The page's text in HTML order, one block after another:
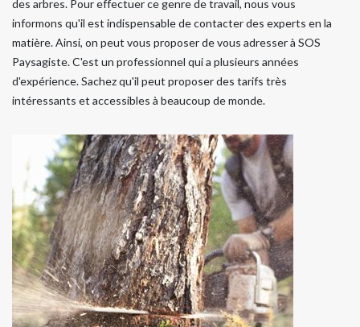
des arbres. Pour effectuer ce genre de travail, nous vous
informons qu'il est indispensable de contacter des experts en la
matière. Ainsi, on peut vous proposer de vous adresser à SOS
Paysagiste. C'est un professionnel qui a plusieurs années
d'expérience. Sachez qu'il peut proposer des tarifs très
intéressants et accessibles à beaucoup de monde.